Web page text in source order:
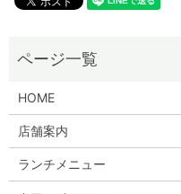
HOME
店舗案内
ランチメニュー